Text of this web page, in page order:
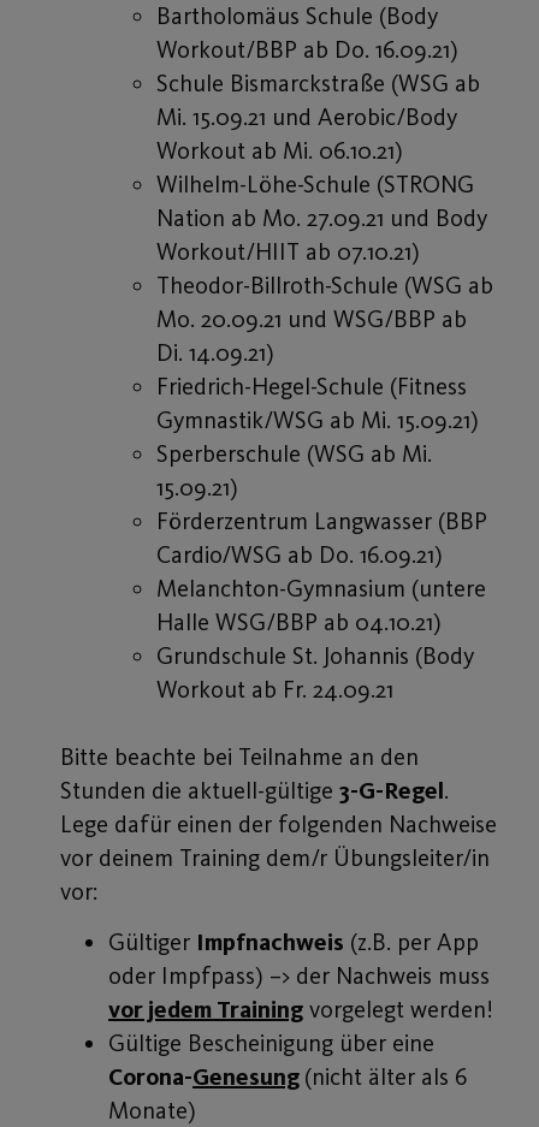
Bartholomäus Schule (Body
Workout/BBP ab Do. 16.09.21)
Schule Bismarckstraße (WSG ab
Mi. 15.09.21 und Aerobic/Body
Workout ab Mi. 06.10.21)
Wilhelm-Löhe-Schule (STRONG
Nation ab Mo. 27.09.21 und Body
Workout/HIIT ab 07.10.21)
Theodor-Billroth-Schule (WSG ab
Mo. 20.09.21 und WSG/BBP ab
Di. 14.09.21)
Friedrich-Hegel-Schule (Fitness
Gymnastik/WSG ab Mi. 15.09.21)
Sperberschule (WSG ab Mi.
15.09.21)
Förderzentrum Langwasser (BBP
Cardio/WSG ab Do. 16.09.21)
Melanchton-Gymnasium (untere
Halle WSG/BBP ab 04.10.21)
Grundschule St. Johannis (Body
Workout ab Fr. 24.09.21
Bitte beachte bei Teilnahme an den
Stunden die aktuell-gültige 3-G-Regel.
Lege dafür einen der folgenden Nachweise
vor deinem Training dem/r Übungsleiter/in
vor:
Gültiger Impfnachweis (z.B. per App
oder Impfpass) –> der Nachweis muss
vor jedem Training vorgelegt werden!
Gültige Bescheinigung über eine
Corona-Genesung (nicht älter als 6
Monate)